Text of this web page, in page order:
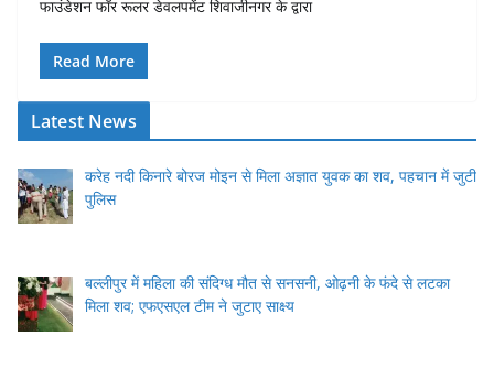
फाउंडेशन फॉर रूलर डेवलपमेंट शिवाजीनगर के द्वारा
Read More
Latest News
करेह नदी किनारे बोरज मोइन से मिला अज्ञात युवक का शव, पहचान में जुटी
पुलिस
बल्लीपुर में महिला की संदिग्ध मौत से सनसनी, ओढ़नी के फंदे से लटका
मिला शव; एफएसएल टीम ने जुटाए साक्ष्य